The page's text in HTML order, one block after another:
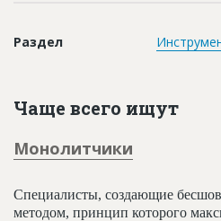
Правила работы
Личный кабинет
Раздел
Чаще всего ищут
Монолитчики
Специалисты, создающие
методом, принцип которого